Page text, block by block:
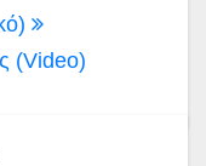
(Video)